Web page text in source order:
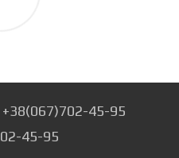
+38(067)702-45-95
45-95